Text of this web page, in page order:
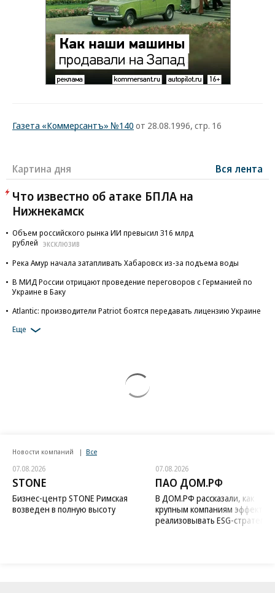
Газета «Коммерсантъ» №140 от 28.08.1996, стр. 16
Картина дня Вся лента
Что известно об атаке БПЛА на
Нижнекамск
Объем российского рынка ИИ превысил 316 млрд
рублей
ЭКСКЛЮЗИВ
Река Амур начала затапливать Хабаровск из-за подъема воды
В МИД России отрицают проведение переговоров с Германией по
Украине в Баку
Atlantic: производители Patriot боятся передавать лицензию Украине
Еще
Новости компаний Все
07.08.2026
STONE
Бизнес-центр STONE Римская
возведен в полную высоту
07.08.2026
ПАО ДОМ.РФ
В ДОМ.РФ рассказали, как
крупным компаниям
реализовывать ESG-стратегию